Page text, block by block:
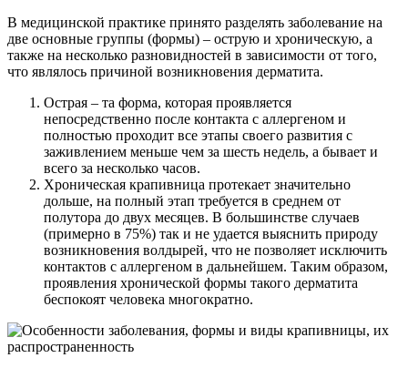
В медицинской практике принято разделять заболевание на
две основные группы (формы) – острую и хроническую, а
также на несколько разновидностей в зависимости от того,
что являлось причиной возникновения дерматита.
Острая – та форма, которая проявляется
непосредственно после контакта с аллергеном и
полностью проходит все этапы своего развития с
заживлением меньше чем за шесть недель, а бывает и
всего за несколько часов.
Хроническая крапивница протекает значительно
дольше, на полный этап требуется в среднем от
полутора до двух месяцев. В большинстве случаев
(примерно в 75%) так и не удается выяснить природу
возникновения волдырей, что не позволяет исключить
контактов с аллергеном в дальнейшем. Таким образом,
проявления хронической формы такого дерматита
беспокоят человека многократно.